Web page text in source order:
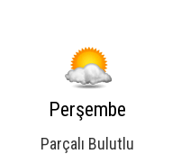
Perşembe
Parçalı Bulutlu